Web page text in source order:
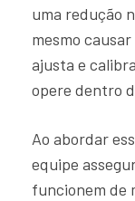
uma redução
mesmo
ajusta e
opere dentro
Ao abordar
equipe
funcionem de